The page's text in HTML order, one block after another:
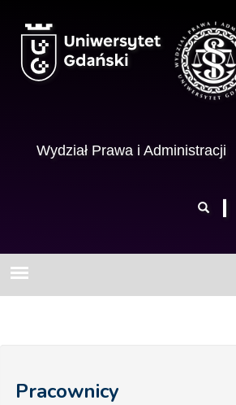
Wydział Prawa i Administracji
wyszukiwania
Pracownicy